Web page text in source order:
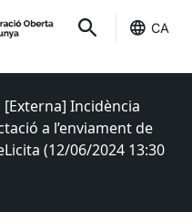
CA
[Externa] Incidència
a l’enviament de
(12/06/2024 13:30